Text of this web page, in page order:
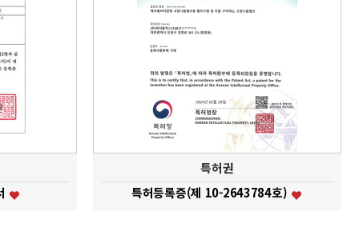
특허권
특허등록증(제 10-2643784호)